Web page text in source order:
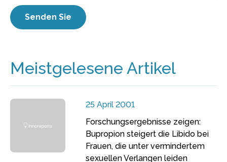
Meistgelesene Artikel
25 April 2001
Forschungsergebnisse zeigen:
Bupropion steigert die Libido bei
Frauen, die unter vermindertem
sexuellen Verlangen leiden